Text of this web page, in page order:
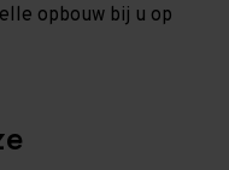
opbouw bij u op